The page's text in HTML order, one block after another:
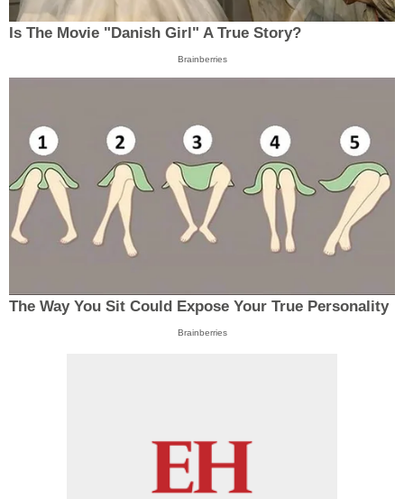
Is The Movie "Danish Girl" A True Story?
Brainberries
The Way You Sit Could Expose Your True Personality
Brainberries